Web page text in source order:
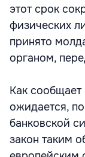
этот срок
физических
принято
органом,
Как сообщает
ожидается,
банковской
закон таким